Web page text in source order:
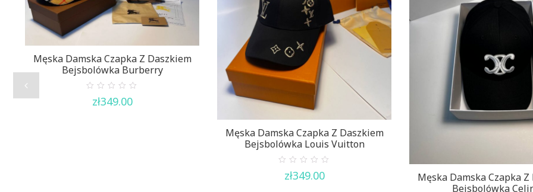
Męska Damska Czapka Z Daszkiem
Bejsbolówka Burberry
out
zł349.00
Męska Damska Czapka Z Daszkiem
Bejsbolówka Louis Vuitton
out
zł349.00
Męska Damska Czapka
Bejsbolówka